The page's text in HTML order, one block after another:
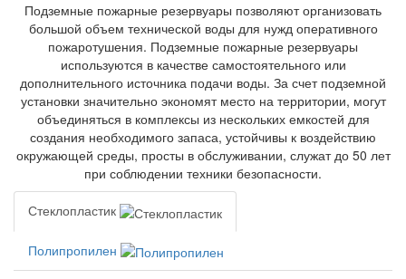
Подземные пожарные резервуары позволяют организовать
большой объем технической воды для нужд оперативного
пожаротушения. Подземные пожарные резервуары
используются в качестве самостоятельного или
дополнительного источника подачи воды. За счет подземной
установки значительно экономят место на территории, могут
объединяться в комплексы из нескольких емкостей для
создания необходимого запаса, устойчивы к воздействию
окружающей среды, просты в обслуживании, служат до 50 лет
при соблюдении техники безопасности.
Стеклопластик
Полипропилен